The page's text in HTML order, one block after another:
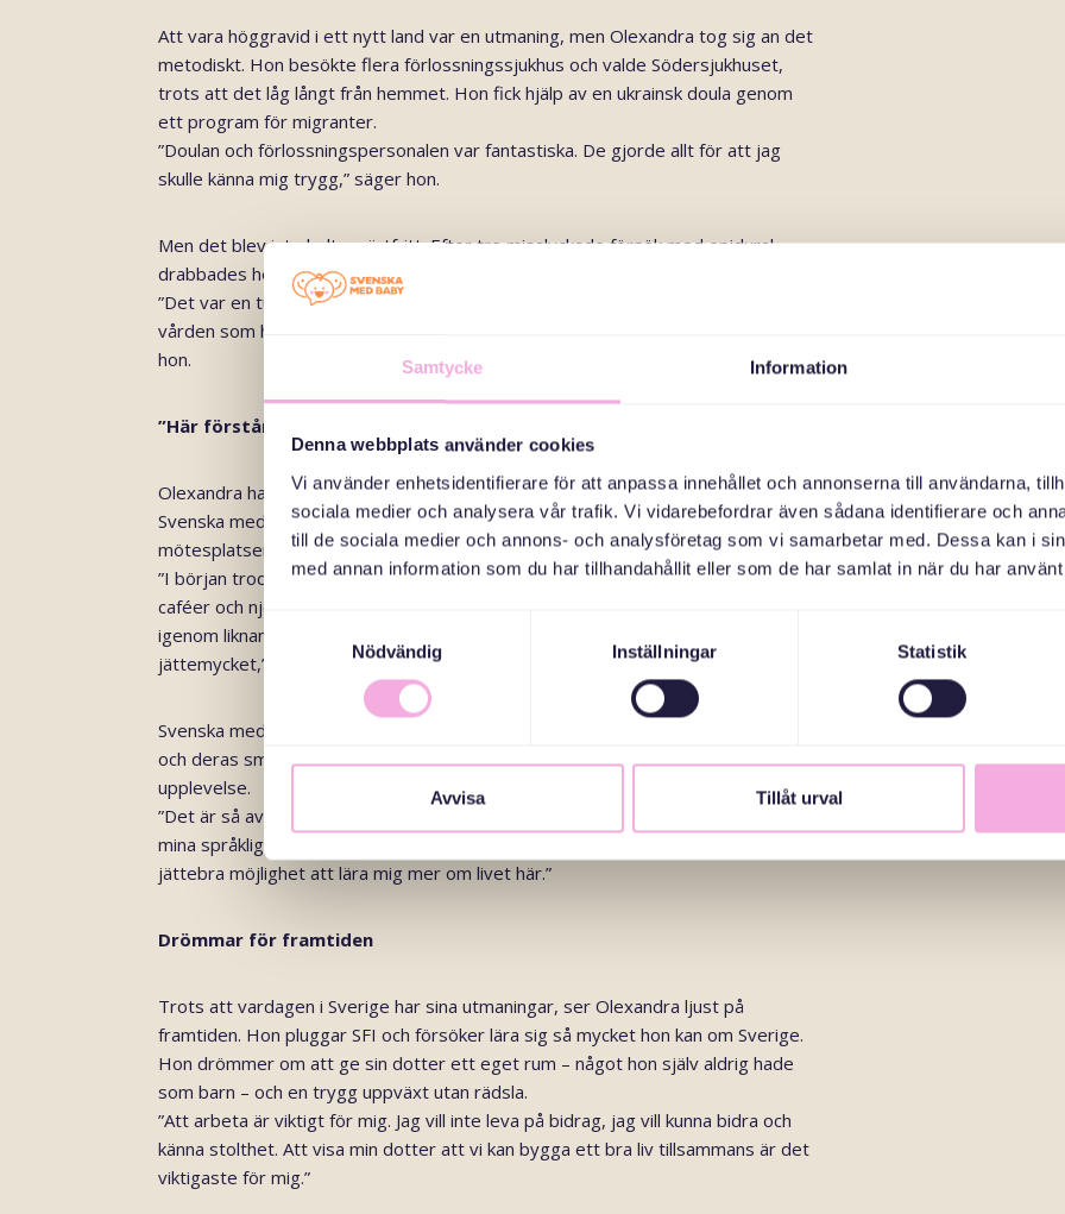
Samtycke Information
Denna webbplats använder cookies
Vi använder enhetsidentifierare för att anpassa innehållet och annonserna till användarna,
sociala medier och analysera vår trafik. Vi vidarebefordrar även sådana identifierare och
till de sociala medier och annons- och analysföretag som vi samarbetar med. Dessa kan i
med annan information som du har tillhandahållit eller som de har samlat in när du har
Nödvändig
Inställningar Statistik
Avvisa Tillåt urval
Att vara höggravid i ett nytt land var en utmaning, men Olexandra tog sig an det
metodiskt. Hon besökte flera förlossningssjukhus och valde Södersjukhuset,
trots att det låg långt från hemmet. Hon fick hjälp av en ukrainsk doula genom
ett program för migranter.
”Doulan och förlossningspersonalen var fantastiska. De gjorde allt för att jag
skulle känna mig trygg,” säger hon.
Men det blev inte helt smärtfritt. Efter tre misslyckade försök med epidural
drabbades hon av komplikationer som gjorde det svårt att amma.
”Det var en tuff period, men jag är så tacksam för mina svenska grannar och
vården som hjälpte mig. Här känner man att man aldrig är helt ensam,” säger
hon.
”Här förstår jag att jag inte är ensam”
Olexandra har hittat styrka i gemenskapen med andra småbarnsföräldrar.
Svenska med baby, Röda Korset och öppna förskolor har blivit viktiga
mötesplatser.
”I början trodde jag att jag var ensam om att kämpa, medan alla andra satt på
caféer och njöt av livet med sina bebisar. Men här träffar jag föräldrar som går
igenom liknande saker. Vi kan dela erfarenheter och tipsa varandra. Det betyder
jättemycket,” säger hon.
Svenska med babys projekt
och deras små barn träffar svensktalande seniorer, har också varit en positiv
upplevelse.
”Det är så avslappnat att prata med äldre personer. De dömer till exempel inte
mina språkliga misstag och delar gärna med sig av svenska traditioner. Det är en
jättebra möjlighet att lära mig mer om livet här.”
Drömmar för framtiden
Trots att vardagen i Sverige har sina utmaningar, ser Olexandra ljust på
framtiden. Hon pluggar SFI och försöker lära sig så mycket hon kan om Sverige.
Hon drömmer om att ge sin dotter ett eget rum – något hon själv aldrig hade
som barn – och en trygg uppväxt utan rädsla.
”Att arbeta är viktigt för mig. Jag vill inte leva på bidrag, jag vill kunna bidra och
känna stolthet. Att visa min dotter att vi kan bygga ett bra liv tillsammans är det
viktigaste för mig.”